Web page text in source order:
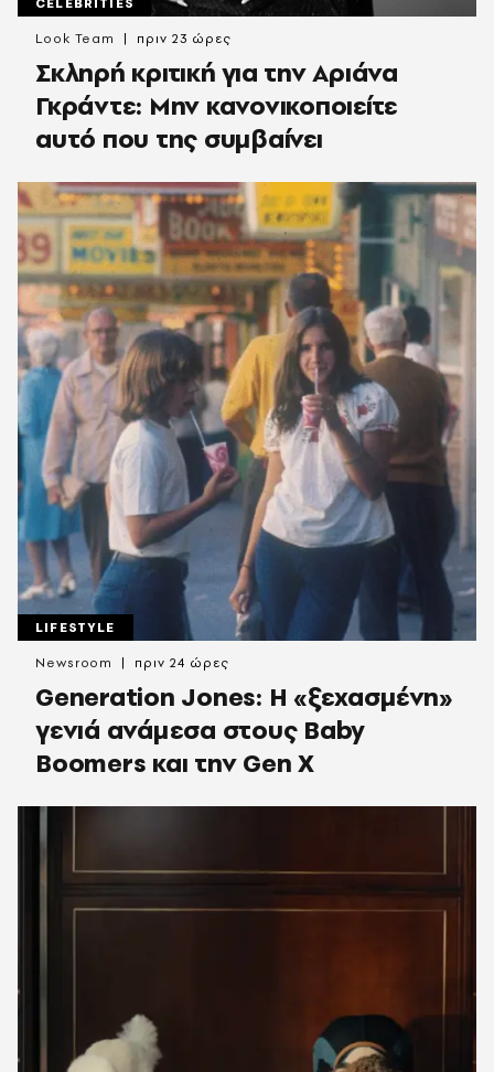
Σκληρή κριτική για την Αριάνα
Γκράντε: Μην κανονικοποιείτε
αυτό που της συμβαίνει
Look Team πριν 23 ώρες
LIFESTYLE
Generation Jones: Η «ξεχασμένη»
γενιά ανάμεσα στους Baby
Boomers και την Gen X
Newsroom πριν 24 ώρες